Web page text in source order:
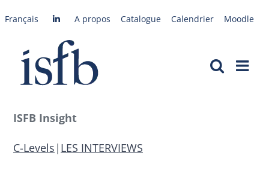
auFrançais A propos Catalogue Calendrier Moodle
ISFB Insight
C-Levels | LES INTERVIEWS